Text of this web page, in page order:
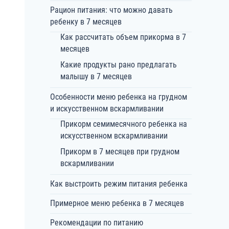
Рацион питания: что можно давать
ребенку в 7 месяцев
Как рассчитать объем прикорма в 7
месяцев
Какие продукты рано предлагать
малышу в 7 месяцев
Особенности меню ребенка на грудном
и искусственном вскармливании
Прикорм семимесячного ребенка на
искусственном вскармливании
Прикорм в 7 месяцев при грудном
вскармливании
Как выстроить режим питания ребенка
Примерное меню ребенка в 7 месяцев
Рекомендации по питанию